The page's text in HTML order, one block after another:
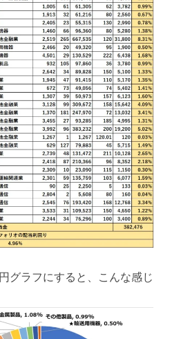
グラフにすると、こんな感じ